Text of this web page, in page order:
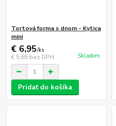
Tortová forma s dnom - Kytica
mini
€ 6,95/ks
€ 5,65 bez DPH Skladom
Pridať do košíka